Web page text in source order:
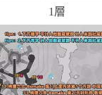
1層